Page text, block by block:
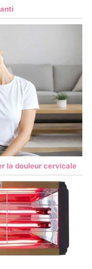
la douleur cervicale